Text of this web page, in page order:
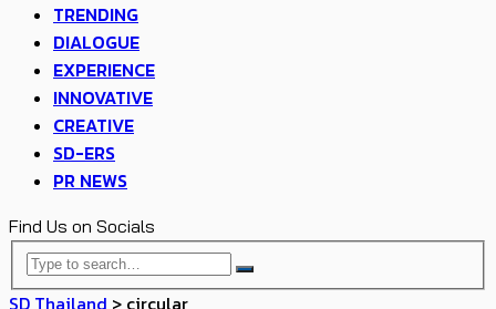
TRENDING
DIALOGUE
EXPERIENCE
INNOVATIVE
CREATIVE
SD-ERS
PR NEWS
Find Us on Socials
SD Thailand > circular